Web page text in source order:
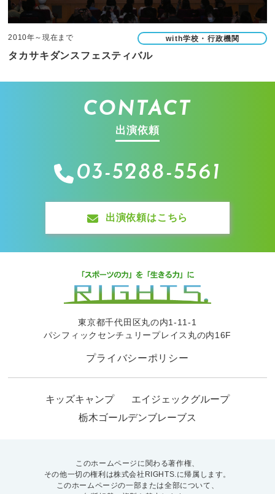
2010年～現在まで with学校・行政機関
タカサキダンスフェスティバル
CONTACT
出演依頼
03-5288-5561
出演依頼はこちら
東京都千代田区丸の内1-11-1
パシフィックセンチュリープレイス丸の内16F
プライバシーポリシー
キッズキャンプ
エイジェックグループ
栃木ゴールデンブレーブス
このホームページに関わる著作権、
その他一切の権利は株式会社RIGHTS.に帰属します。
このホームページの一部または全部について、